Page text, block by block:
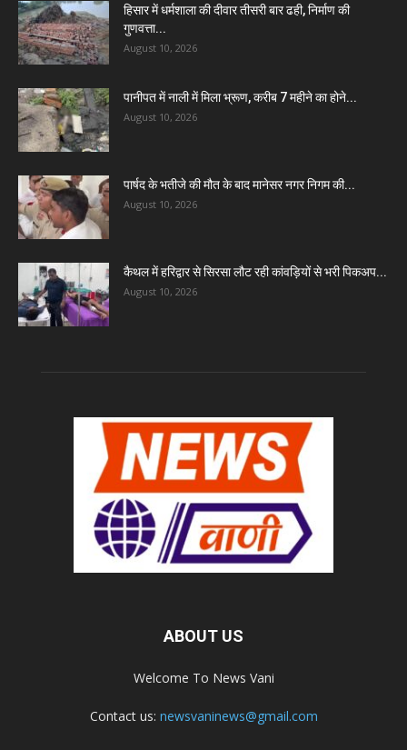
हिसार में धर्मशाला की दीवार तीसरी बार ढही, निर्माण की
गुणवत्ता...
August 10, 2026
पानीपत में नाली में मिला भ्रूण, करीब 7 महीने का होने...
August 10, 2026
पार्षद के भतीजे की मौत के बाद मानेसर नगर निगम की...
August 10, 2026
कैथल में हरिद्वार से सिरसा लौट रही कांवड़ियों से भरी पिकअप...
August 10, 2026
ABOUT US
Welcome To News Vani
Contact us: newsvaninews@gmail.com